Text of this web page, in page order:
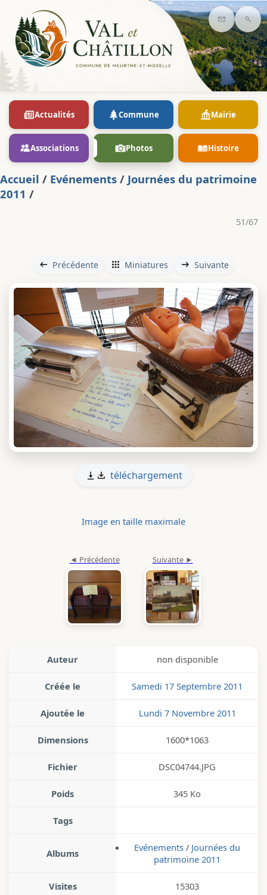
Contact
Actualités Commune Mairie
Associations Photos Histoire
Accueil / Evénements / Journées du patrimoine
2011 /
51/67
Précédente Miniatures Suivante
téléchargement
Image en taille maximale
Auteur non disponible
Créée le Samedi 17 Septembre 2011
Ajoutée le Lundi 7 Novembre 2011
Dimensions 1600*1063
Fichier DSC04744.JPG
Poids 345 Ko
Tags
Albums Evénements / Journées du
patrimoine 2011
Visites 15303